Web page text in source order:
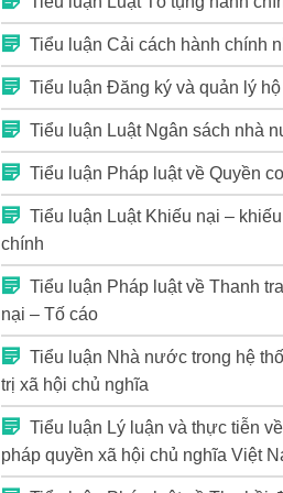
Tiểu luận Cải cách hành chính
Tiểu luận Đăng ký và quản lý hộ
Tiểu luận Luật Ngân sách nhà
Tiểu luận Pháp luật về Quyền
Tiểu luận Luật Khiếu nại –
chính
Tiểu luận Pháp luật về Thanh
nại – Tố cáo
Tiểu luận Nhà nước trong hệ
trị xã hội chủ nghĩa
Tiểu luận Lý luận và thực tiễn
pháp quyền xã hội chủ nghĩa Việt